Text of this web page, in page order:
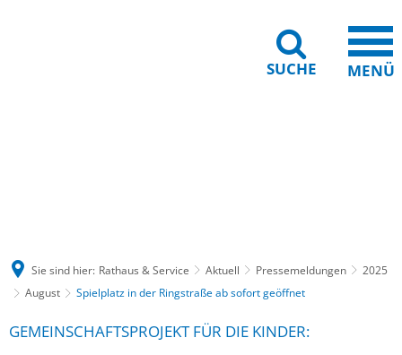
SUCHE MENÜ
Sie sind hier: Rathaus & Service Aktuell Pressemeldungen
2025
August
Spielplatz in der Ringstraße ab sofort geöffnet
GEMEINSCHAFTSPROJEKT FÜR DIE KINDER: